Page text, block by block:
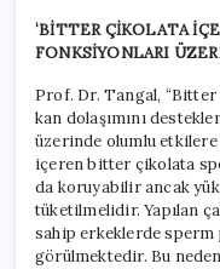
‘BİTTER ÇİKOLATA
FONKSİYONLARI
Prof. Dr. Tangal,
kan dolaşımını
üzerinde olumlu
içeren bitter çikolata
da koruyabilir ancak
tüketilmelidir. Yapılan
sahip erkeklerde
görülmektedir. Bu